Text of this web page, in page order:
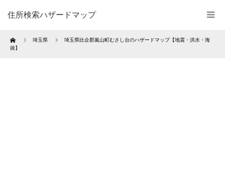
住所検索ハザードマップ
Home 埼玉県
埼玉県比企郡嵐山町むさし台のハザードマップ【地震・洪水・海
抜】